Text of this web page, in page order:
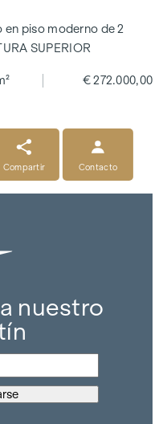
en piso moderno de 2
SUPERIOR
€ 272.000,00
Compartir
Contacto
nuestro